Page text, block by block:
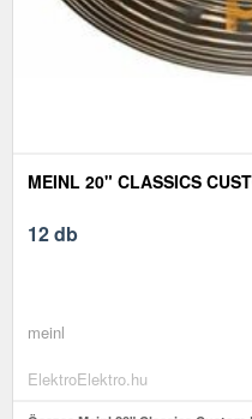
MEINL 20" CLASSICS
12 db
meinl
ElektroElektro.hu